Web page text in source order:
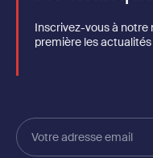
Inscrivez-vous à
première les
Votre
adresse
email